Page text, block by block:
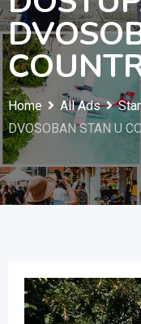
Home All Ads
DVOSOBAN STAN U